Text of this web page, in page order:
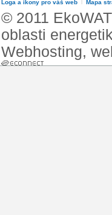
Loga a ikony pro váš web Mapa
© 2011
oblasti
Webhosting,